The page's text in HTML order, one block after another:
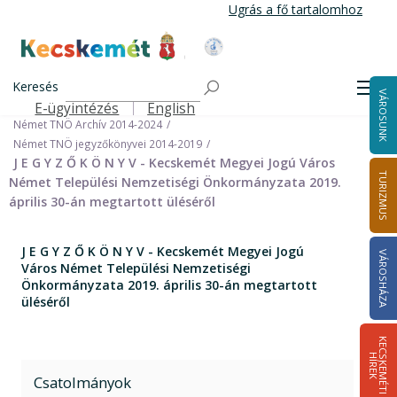
tartalomra
Ugrás a fő tartalomhoz
Kecskemét Város Honlapja
Keresés
Felső navigáció
E-ügyintézés English VÁROSUNK
TURIZMUS
VÁROSHÁZA
K
E
C
S
K
E
M
É
T
I
HÍ
R
E
K
Önkormányzat
Nemzetiségi Önkormányzatok
Német Települési Nemzetiségi Önkormányzat
Német TNÖ Archív 2014-2024
Német TNÖ jegyzőkönyvei 2014-2019
J E G Y Z Ő K Ö N Y V - Kecskemét Megyei Jogú Város
Német Települési Nemzetiségi Önkormányzata 2019.
április 30-án megtartott üléséről
J E G Y Z Ő K Ö N Y V - Kecskemét Megyei Jogú
Város Német Települési Nemzetiségi
Önkormányzata 2019. április 30-án megtartott
üléséről
Csatolmányok